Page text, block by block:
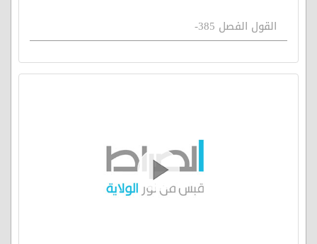
القول الفصل 385-